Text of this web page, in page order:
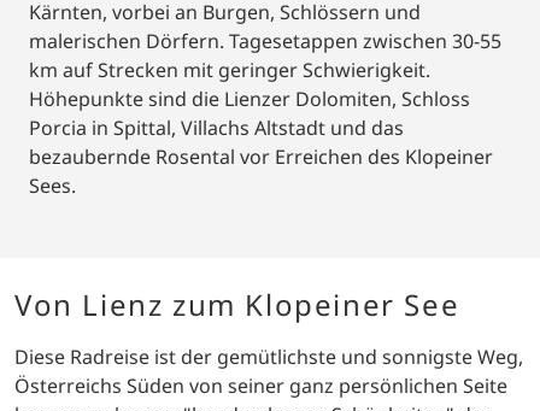
Kärnten, vorbei an Burgen, Schlössern und
malerischen Dörfern. Tagesetappen zwischen 30-55
km auf Strecken mit geringer Schwierigkeit.
Höhepunkte sind die Lienzer Dolomiten, Schloss
Porcia in Spittal, Villachs Altstadt und das
bezaubernde Rosental vor Erreichen des Klopeiner
Sees.
Von Lienz zum Klopeiner See
Diese Radreise ist der gemütlichste und sonnigste Weg,
Österreichs Süden von seiner ganz persönlichen Seite